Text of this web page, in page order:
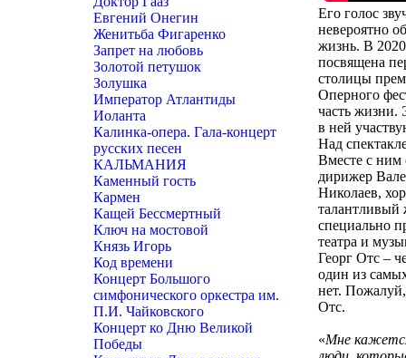
Евгений Онегин
Женитьба Фигаренко
Запрет на любовь
Золотой петушок
Золушка
Император Атлантиды
Иоланта
Калинка-опера. Гала-концерт
русских песен
КАЛЬМАНИЯ
Каменный гость
Кармен
Кащей Бессмертный
Ключ на мостовой
Князь Игорь
Код времени
Концерт Большого
симфонического оркестра им.
П.И. Чайковского
Концерт ко Дню Великой
Победы
Его голос
невероятно
жизнь. В
посвящена
столицы
Оперного
часть жизни.
в ней
Над
Вместе с ним
дирижер
Николаев,
талантливый
специально
театра и
Георг Отс –
один из
нет.
Отс.
«Мне